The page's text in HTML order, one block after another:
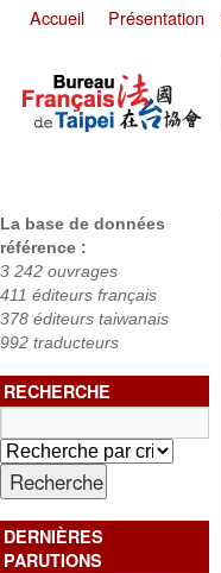
Accueil Présentation
La base de données
référence :
3 242 ouvrages
411 éditeurs français
378 éditeurs taiwanais
992 traducteurs
RECHERCHE
DERNIÈRES
PARUTIONS